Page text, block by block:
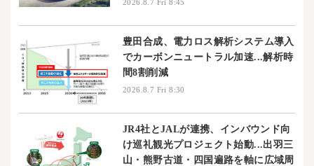
2026.8.7 Fri 8:45
豊田合成、電力ロス解析システム導入
でカーボンニュートラル加速...解析時
間8割削減
2026.8.7 Fri 8:30
JR4社とJALが連携、インバウンド向
け巡礼観光プロジェクト始動...出羽三
山・熊野古道・四国遍路を軸に広域周